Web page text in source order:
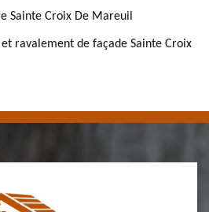
Sainte Croix De Mareuil
ravalement de façade Sainte Croix